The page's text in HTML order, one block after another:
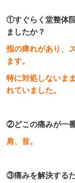
①すぐらく堂整体
ましたか？
指の痺れがあり、
ます。
特に対処しないま
れていました。
②どこの痛みが一
肩、首。
③痛みを解決する